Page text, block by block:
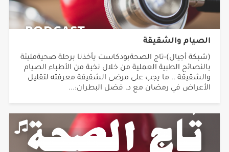
الصيام والشقيقة
(شبكة أجيال)-تاج الصحةبودكاست يأخذنا برحلة صحيةمليئة
بالنصائح الطبية العملية من خلال نخبة من الأطباء الصيام
والشقيقة .. ما يجب على مرضى الشقيقة معرفته لتقليل
الأعراض في رمضان مع د. فضل البطران:...